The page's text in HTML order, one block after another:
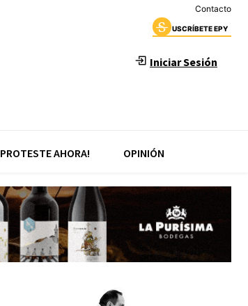
Contacto
USCRÍBETE EPY
Iniciar Sesión
PROTESTE AHORA! OPINIÓN